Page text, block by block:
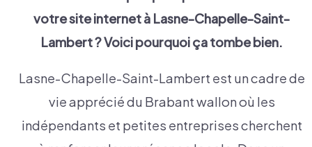
votre site internet à Lasne-Chapelle-Saint-
Lambert? Voici pourquoi ça tombe bien.
Lasne-Chapelle-Saint-Lambert est un cadre de
vie apprécié du Brabant wallon où les
indépendants et petites entreprises cherchent